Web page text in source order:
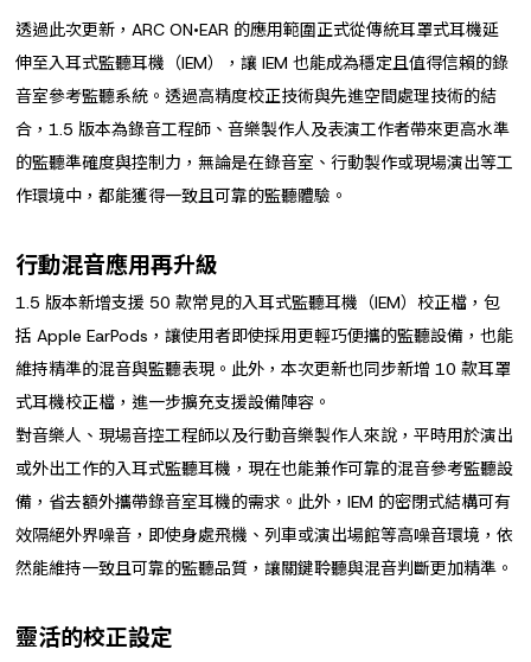
透過此次更新，ARC ON•EAR 的應用範圍正式從傳統耳罩式耳機延
伸至入耳式監聽耳機（IEM），讓 IEM 也能成為穩定且值得信賴的錄
音室參考監聽系統。透過高精度校正技術與先進空間處理技術的結
合，1.5 版本為錄音工程師、音樂製作人及表演工作者帶來更高水準
的監聽準確度與控制力，無論是在錄音室、行動製作或現場演出等工
作環境中，都能獲得一致且可靠的監聽體驗。
行動混音應用再升級
1.5 版本新增支援 50 款常見的入耳式監聽耳機（IEM）校正檔，包
括 Apple EarPods，讓使用者即使採用更輕巧便攜的監聽設備，也能
維持精準的混音與監聽表現。此外，本次更新也同步新增 10 款耳罩
式耳機校正檔，進一步擴充支援設備陣容。
對音樂人、現場音控工程師以及行動音樂製作人來說，平時用於演出
或外出工作的入耳式監聽耳機，現在也能兼作可靠的混音參考監聽設
備，省去額外攜帶錄音室耳機的需求。此外，IEM 的密閉式結構可有
效隔絕外界噪音，即使身處飛機、列車或演出場館等高噪音環境，依
然能維持一致且可靠的監聽品質，讓關鍵聆聽與混音判斷更加精準。
靈活的校正設定